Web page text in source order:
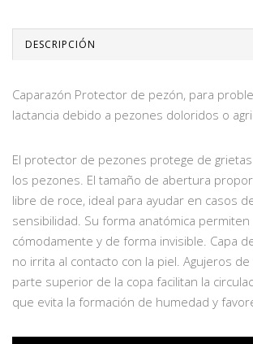
DESCRIPCIÓN
Caparazón Protector de pezón, para
lactancia debido a pezones doloridos o
El protector de pezones protege de
los pezones. El tamaño de abertura
libre de roce, ideal para ayudar en casos
sensibilidad. Su forma anatómica permiten
cómodamente y de forma invisible. Capa
no irrita al contacto con la piel. Agujeros
parte superior de la copa facilitan la
que evita la formación de humedad y